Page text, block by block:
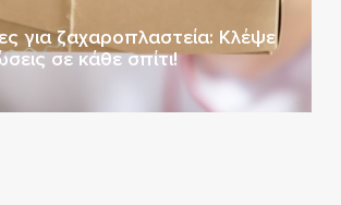
για ζαχαροπλαστεία: Κλέψε
σε κάθε σπίτι!